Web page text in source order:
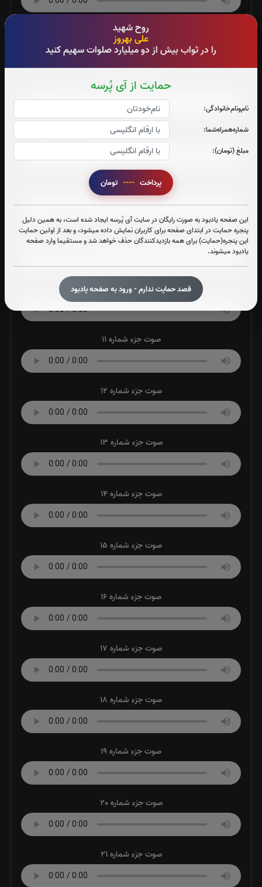
روح شهید
علی بهروز
را در ثواب بیش از دو میلیارد صلوات سهیم کنید
حمایت از آی پُرسه
نام‌و‌نام‌خانوادگی:
شماره‌همراه‌شما:
مبلغ (تومان):
پرداخت ----
این صفحه یادبود به صورت رایگان در سایت آی پُرسه ایجاد شده است، به همین دلیل
پنجره حمایت در ابتدای صفحه برای کاربران نمایش داده میشود، و بعد از اولین حمایت
این پنجره(حمایت) برای همه بازدیدکنندگان حذف خواهد شد و مستقیما وارد صفحه
یادبود میشوند.
قصد حمایت ندارم - ورود به صفحه یادبود
صوت جزء شماره 5
صوت جزء شماره 6
صوت جزء شماره 7
صوت جزء شماره 8
صوت جزء شماره 9
صوت جزء شماره 10
صوت جزء شماره 11
صوت جزء شماره 12
صوت جزء شماره 13
صوت جزء شماره 14
صوت جزء شماره 15
صوت جزء شماره 16
صوت جزء شماره 17
صوت جزء شماره 18
صوت جزء شماره 19
صوت جزء شماره 20
صوت جزء شماره 21